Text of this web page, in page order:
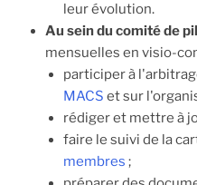
leur évolution.
Au sein du comité de
mensuelles en visio-
participer à
MACS et sur
rédiger et mettre à
faire le suivi de la
membres ;